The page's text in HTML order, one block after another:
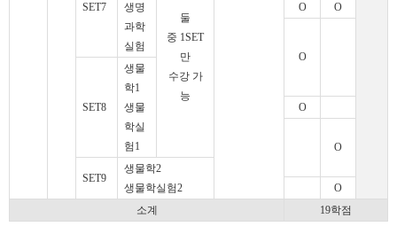
SET7
생명
과학
실험
둘
중 1SET
만
수강 가
능
O O
O
SET8
생물
학1
생물
학실
험 1
O
O
SET9
생물학2
생물학실험2
O
소계
19학점